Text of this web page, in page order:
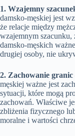
1. Wzajemny
damsko-męskiej jest
że relacje między
wzajemnym
damsko-męskich
drugiej osoby, nie
2. Zachowanie granic
męskiej ważne jest
sytuacji, które mogą
zachowań. Właściwe
zbliżenia fizycznego
moralne i wartości